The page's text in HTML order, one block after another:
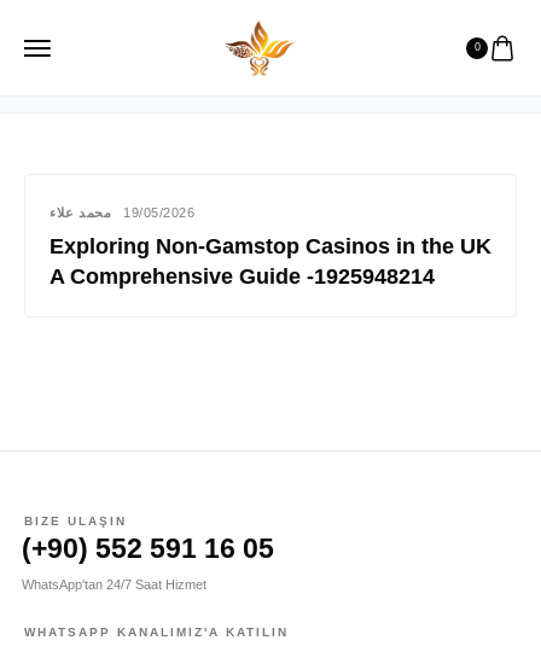
0
powershift
محمد علاء 19/05/2026
Exploring Non-Gamstop Casinos in the UK
A Comprehensive Guide -1925948214
BIZE ULAŞIN
(+90) 552 591 16 05
WhatsApp'tan 24/7 Saat Hizmet
WHATSAPP KANALIMIZ'A KATILIN